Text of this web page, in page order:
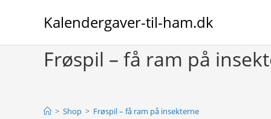
Kalendergaver-til-ham.dk
Frøspil – få ram på
> Shop > Frøspil – få ram på insekterne